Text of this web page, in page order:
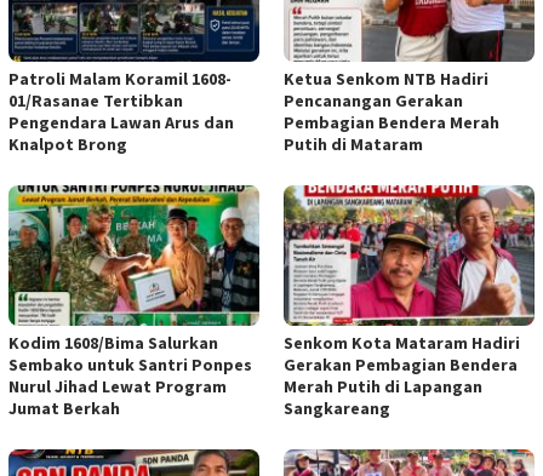
Patroli Malam Koramil 1608-
01/Rasanae Tertibkan
Pengendara Lawan Arus dan
Knalpot Brong
Ketua Senkom NTB Hadiri
Pencanangan Gerakan
Pembagian Bendera Merah
Putih di Mataram
Kodim 1608/Bima Salurkan
Sembako untuk Santri Ponpes
Nurul Jihad Lewat Program
Jumat Berkah
Senkom Kota Mataram Hadiri
Gerakan Pembagian Bendera
Merah Putih di Lapangan
Sangkareang